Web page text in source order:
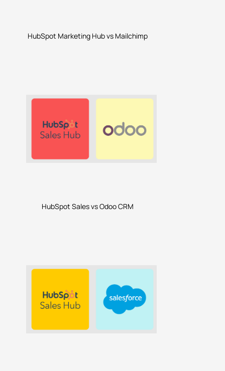
HubSpot Marketing Hub vs Mailchimp
HubSpot Sales vs Odoo CRM